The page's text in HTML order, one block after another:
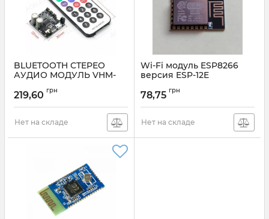
BLUETOOTH СТЕРЕО
АУДИО МОДУЛЬ VHM-
Артикул: VHM-314V3.0
219,60 грн
Нет на складе
Wi-Fi модуль ESP8266
версия ESP-12E
78,75 грн
Нет на складе